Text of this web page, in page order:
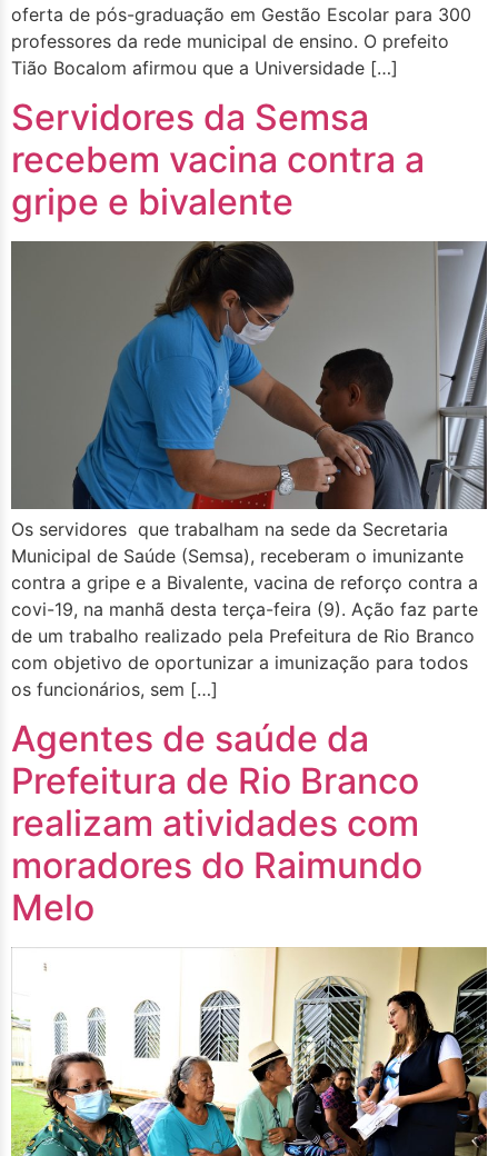
oferta de pós-graduação em Gestão Escolar para 300
professores da rede municipal de ensino. O prefeito
Tião Bocalom afirmou que a Universidade […]
Servidores da Semsa
recebem vacina contra a
gripe e bivalente
Os servidores que trabalham na sede da Secretaria
Municipal de Saúde (Semsa), receberam o imunizante
contra a gripe e a Bivalente, vacina de reforço contra a
covi-19, na manhã desta terça-feira (9). Ação faz parte
de um trabalho realizado pela Prefeitura de Rio Branco
com objetivo de oportunizar a imunização para todos
os funcionários, sem […]
Agentes de saúde da
Prefeitura de Rio Branco
realizam atividades com
moradores do Raimundo
Melo